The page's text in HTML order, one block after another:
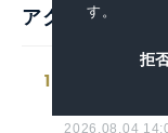
す。
拒
アクセスランキ
1
「地中海本
2026.08.04